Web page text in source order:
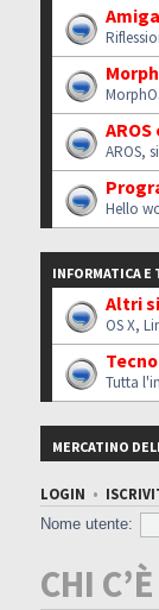
AROS,
Hello
INFORMATICA E
Altri
OS X,
Tutta
MERCATINO
LOGIN •
Nome utente:
CHI